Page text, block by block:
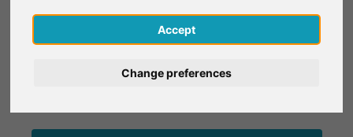
Accept
Change preferences
Password* English
Deutsch